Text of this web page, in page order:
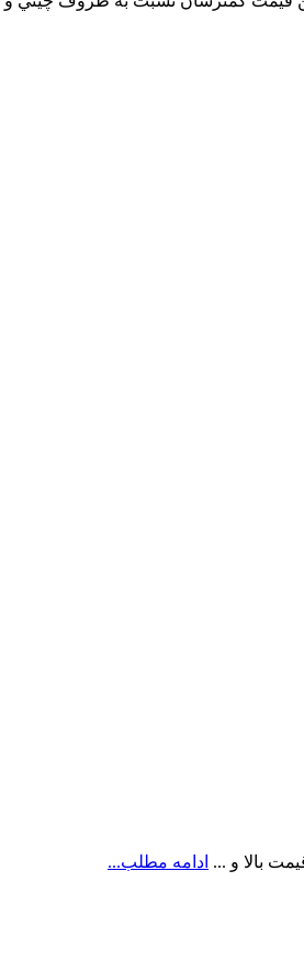
بالا و ... ادامه مطلب...